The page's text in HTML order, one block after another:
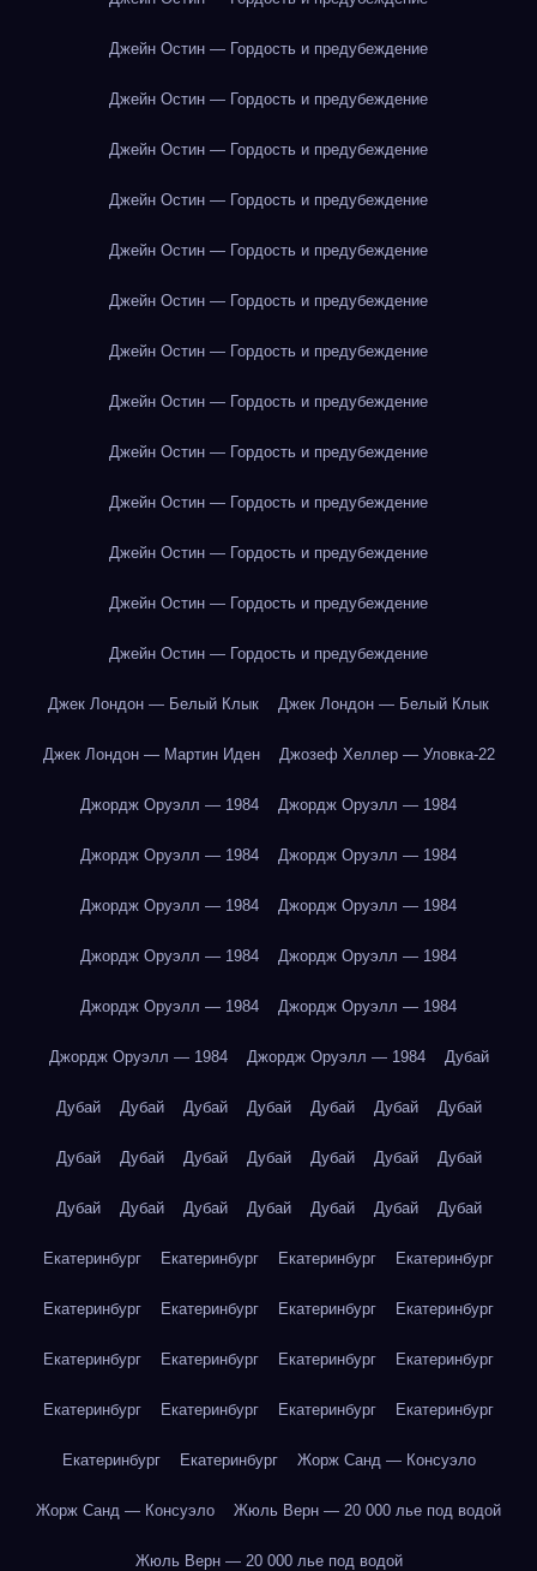
Джейн Остин — Гордость и предубеждение
Джейн Остин — Гордость и предубеждение
Джейн Остин — Гордость и предубеждение
Джейн Остин — Гордость и предубеждение
Джейн Остин — Гордость и предубеждение
Джейн Остин — Гордость и предубеждение
Джейн Остин — Гордость и предубеждение
Джейн Остин — Гордость и предубеждение
Джейн Остин — Гордость и предубеждение
Джейн Остин — Гордость и предубеждение
Джейн Остин — Гордость и предубеждение
Джейн Остин — Гордость и предубеждение
Джейн Остин — Гордость и предубеждение
Джек Лондон — Белый Клык Джек Лондон — Белый Клык
Джек Лондон — Мартин Иден Джозеф Хеллер — Уловка-22
Джордж Оруэлл — 1984 Джордж Оруэлл — 1984
Джордж Оруэлл — 1984 Джордж Оруэлл — 1984
Джордж Оруэлл — 1984 Джордж Оруэлл — 1984
Джордж Оруэлл — 1984 Джордж Оруэлл — 1984
Джордж Оруэлл — 1984 Джордж Оруэлл — 1984
Джордж Оруэлл — 1984 Джордж Оруэлл — 1984 Дубай
Дубай Дубай Дубай Дубай Дубай Дубай Дубай
Дубай Дубай Дубай Дубай Дубай Дубай Дубай
Дубай Дубай Дубай Дубай Дубай Дубай Дубай
Екатеринбург Екатеринбург Екатеринбург Екатеринбург
Екатеринбург Екатеринбург Екатеринбург Екатеринбург
Екатеринбург Екатеринбург Екатеринбург Екатеринбург
Екатеринбург Екатеринбург Екатеринбург Екатеринбург
Екатеринбург Екатеринбург Жорж Санд — Консуэло
Жорж Санд — Консуэло Жюль Верн — 20 000 лье под водой
Жюль Верн — 20 000 лье под водой